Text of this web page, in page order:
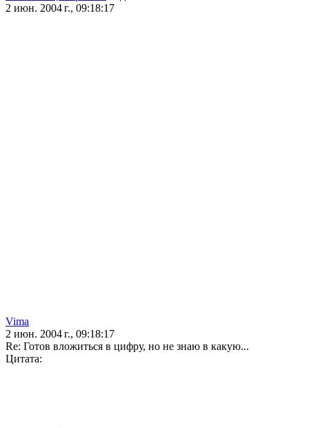
2 июн. 2004 г., 09:18:17
Vima
2 июн. 2004 г., 09:18:17
Re: Готов вложиться в цифру, но не знаю в какую...
Цитата: